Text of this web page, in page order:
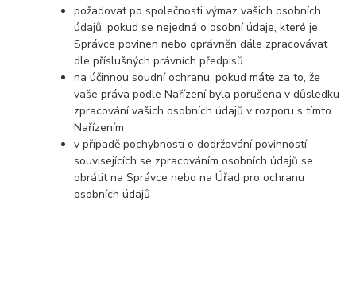
požadovat po společnosti výmaz vašich osobních
údajů, pokud se nejedná o osobní údaje, které je
Správce povinen nebo oprávněn dále zpracovávat
dle příslušných právních předpisů
na účinnou soudní ochranu, pokud máte za to, že
vaše práva podle Nařízení byla porušena v důsledku
zpracování vašich osobních údajů v rozporu s tímto
Nařízením
v případě pochybností o dodržování povinností
souvisejících se zpracováním osobních údajů se
obrátit na Správce nebo na Úřad pro ochranu
osobních údajů